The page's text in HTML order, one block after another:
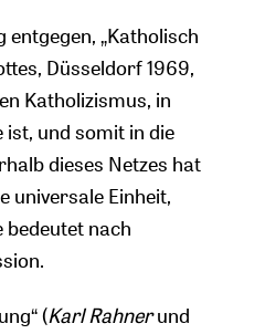
„Katholisch
Düsseldorf 1969,
Katholizismus, in
ist, und somit in die
dieses Netzes hat
universale Einheit,
bedeutet nach
(Karl Rahnerund